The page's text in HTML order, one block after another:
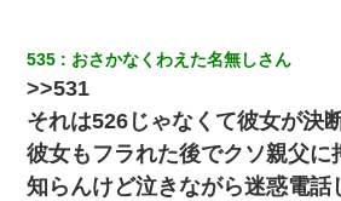
スマホを与えられて、中学卒業する頃に
された弟が、大学進学のために一人暮ら
【クズ】昔、兄がお見合いして「ブスす
が、兄の同級生と結婚。それを知った兄
のお古ですが気分はどう？」とメールを
535 おさかなくわえた名無しさん
>>531
それは526じゃなくて彼女が決
彼女もフラれた後でクソ親父に
知らんけど泣きながら迷惑電話